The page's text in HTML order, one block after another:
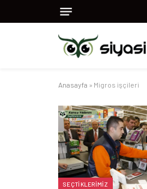
Anasayfa » Migros işçileri
SEÇTIKLERIMIZ